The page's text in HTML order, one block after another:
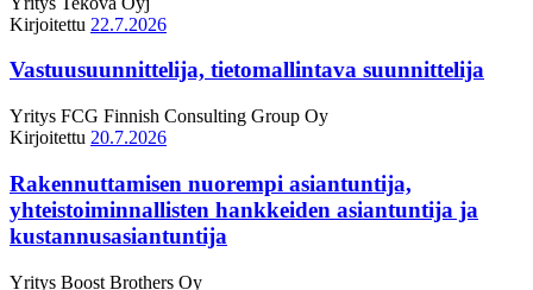
Kirjoitettu 22.7.2026
Vastuusuunnittelija, tietomallintava suunnittelija
Yritys FCG Finnish Consulting Group Oy
Kirjoitettu 20.7.2026
Rakennuttamisen nuorempi asiantuntija,
yhteistoiminnallisten hankkeiden asiantuntija ja
kustannusasiantuntija
Yritys Boost Brothers Oy